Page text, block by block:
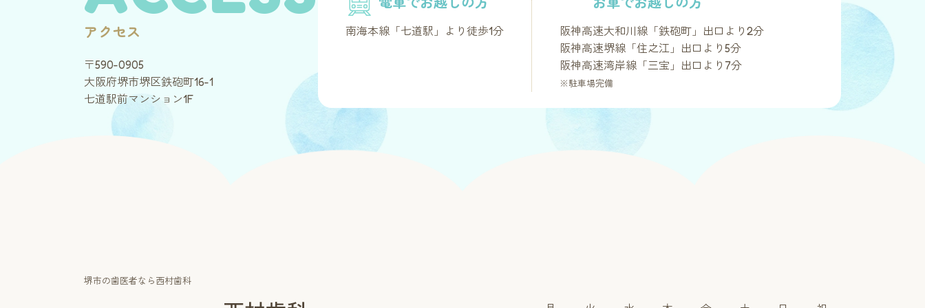
アクセス
〒590-0905
大阪府堺市堺区鉄砲町16-1
七道駅前マンション1F
南海本線「七道駅」より徒歩1分
阪神高速大和川線「鉄砲町」出口より2分
阪神高速堺線「住之江」出口より5分
阪神高速湾岸線「三宝」出口より7分
※駐車場完備
堺市の歯医者なら西村歯科